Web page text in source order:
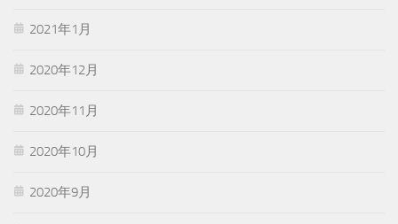
2021年1月
2020年12月
2020年11月
2020年10月
2020年9月